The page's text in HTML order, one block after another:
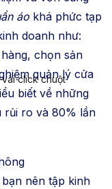
click chuột
áo khá phức tạp
doanh như:
chọn sản
quản lý cửa
biết về những
rủi ro và 80% lần
nên tập kinh